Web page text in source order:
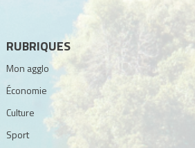
RUBRIQUES
Mon agglo
Économie
Culture
Sport